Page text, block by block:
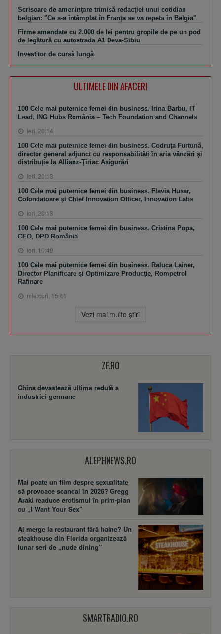
Scrisoare de ameninţare trimisă redacţiei unui cotidian
belgian: "Ce s-a întâmplat în Franţa se va repeta în Belgia"
Firme amendate cu 2.000 de lei pentru gropile de pe un pod
de legătură cu autostrada A1 Deva-Sibiu
Investitor de cursă lungă
ULTIMELE DIN AFACERI
100 Cele mai puternice femei din business. Irina Barbu, IT
Lead, ING Hubs România – Tech Foundation and Channels
ieri, 20:14
100 Cele mai puternice femei din business. Codruţa Furtună,
director general adjunct cu responsabilităţi în aria vânzări şi
distribuţie la Allianz-Ţiriac Asigurări
ieri, 20:13
100 Cele mai puternice femei din business. Flavia Husar,
Cofondatoare şi Chief Innovation Officer, Innovation Labs
ieri, 20:13
100 Cele mai puternice femei din business. Cristina Popa,
CEO, DPD România
ieri, 10:49
100 Cele mai puternice femei din business. Raluca Lainer,
Director Planificare şi Optimizare Producţie, Rompetrol
Rafinare
miercuri, 15:41
Vezi mai multe ştiri
ZF.RO
China devastează ultima redută a
industriei germane
ALEPHNEWS.RO
Mai poate un film despre sexualitate
să provoace scandal în 2026? Gregg
Araki readuce erotismul în prim-plan
cu „I Want Your Sex”
Ai merge la restaurant fără haine? Un
steakhouse din Florida organizează
lunar seri de „nude dining”
SMARTRADIO.RO